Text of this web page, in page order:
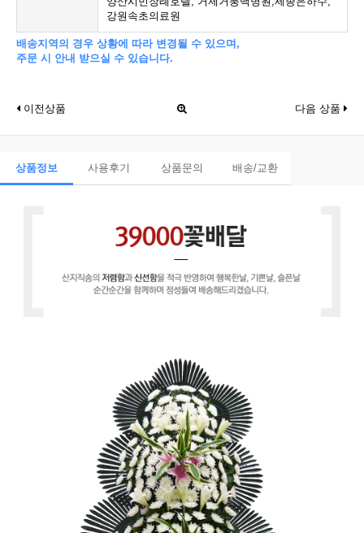
강원속초의료원
배송지역의 경우 상황에 따라 변경될 수 있으며,
주문 시 안내 받으실 수 있습니다.
이전상품 다음 상품
상품정보 사용후기 상품문의 배송/교환